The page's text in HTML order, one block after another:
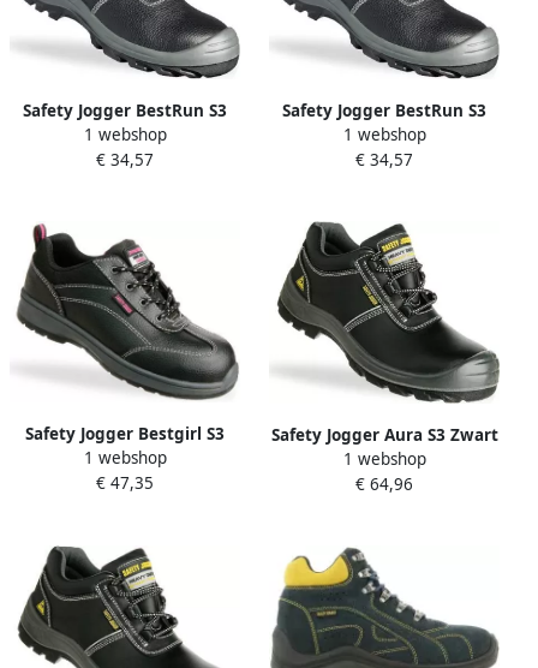
Safety Jogger BestRun S3
Zwart 11.118.023.43
1 webshop
€ 34,57
Safety Jogger BestRun S3
Zwart 11.118.023.36
1 webshop
€ 34,57
Safety Jogger Bestgirl S3
Zwart 11.118.030.38
1 webshop
€ 47,35
Safety Jogger Aura S3 Zwart
11.118.009.43
1 webshop
€ 64,96